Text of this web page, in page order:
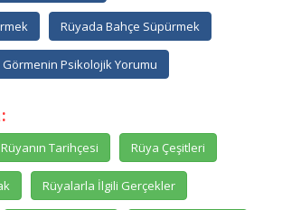
Rüyada Bahçe Süpürmek
Psikolojik Yorumu
Rüyanın Tarihçesi Rüya Çeşitleri
Rüyalarla İlgili Gerçekler